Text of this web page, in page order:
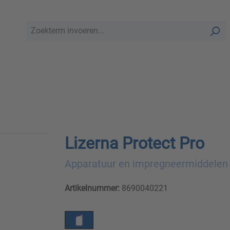
Lizerna Protect Pro
Apparatuur en impregneermiddelen
Artikelnummer:8690040221